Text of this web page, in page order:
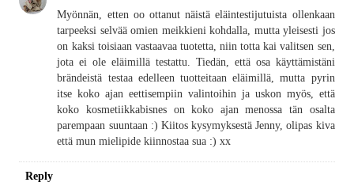
Myönnän, etten oo ottanut näistä eläintestijutuista ollenkaan
tarpeeksi selvää omien meikkieni kohdalla, mutta yleisesti jos
on kaksi toisiaan vastaavaa tuotetta, niin totta kai valitsen sen,
jota ei ole eläimillä testattu. Tiedän, että osa käyttämistäni
brändeistä testaa edelleen tuotteitaan eläimillä, mutta pyrin
itse koko ajan eettisempiin valintoihin ja uskon myös, että
koko kosmetiikkabisnes on koko ajan menossa tän osalta
parempaan suuntaan :) Kiitos kysymyksestä Jenny, olipas kiva
että mun mielipide kiinnostaa sua :) xx
Reply